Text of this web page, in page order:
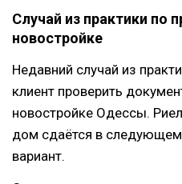
Случай из практики по
новостройке
Недавний случай из
клиент проверить
новостройке Одессы.
дом сдаётся в следующем
вариант.